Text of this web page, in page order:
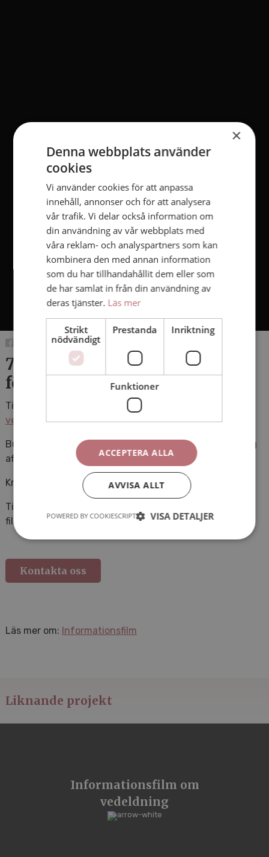
7 smarta tips för hållbart
företagande
Tillväxtverket efterfrågade filmer till sin sajt
verksamt.seom hållbart företagande.
Budskapet med denna film är att det finns en långsiktig
affärsnytta i att driva ett företag miljömässigt hållbart.
Kreativ idé och genomförande: AHA Produktion
Till sociala medier delade vi upp tipsen i sju separata
filmer.
Kontakta oss
Läs mer om: Informationsfilm
Liknande projekt
Informationsfilm om
vedeldning
×
Denna webbplats använder
cookies
Vi använder cookies för att anpassa
innehåll, annonser och för att analysera
vår trafik. Vi delar också information om
din användning av vår webbplats med
våra reklam- och analyspartners som kan
kombinera den med annan information
som du har tillhandahållit dem eller som
de har samlat in från din användning av
deras tjänster. Läs mer
Strikt
nödvändigt
Prestanda Inriktning
Funktioner
ACCEPTERA ALLA
AVVISA ALLT
VISA DETALJER
POWERED BY COOKIESCRIPT